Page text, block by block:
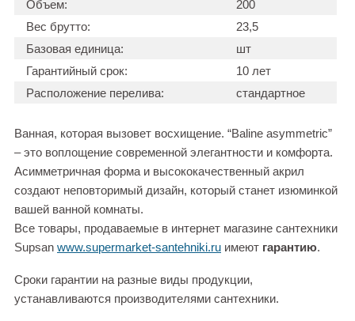
Объем:
200
Вес брутто:
23,5
Базовая единица:
шт
Гарантийный срок:
10 лет
Расположение перелива:
стандартное
Ванная, которая вызовет восхищение. “Baline asymmetric”
– это воплощение современной элегантности и комфорта.
Асимметричная форма и высококачественный акрил
создают неповторимый дизайн, который станет изюминкой
вашей ванной комнаты.
Все товары, продаваемые в интернет магазине сантехники
Supsan www.supermarket-santehniki.ru имеют гарантию.
Сроки гарантии на разные виды продукции,
устанавливаются производителями сантехники.